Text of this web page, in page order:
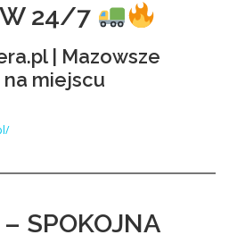
24/7
| Mazowsze
miejscu
SPOKOJNA